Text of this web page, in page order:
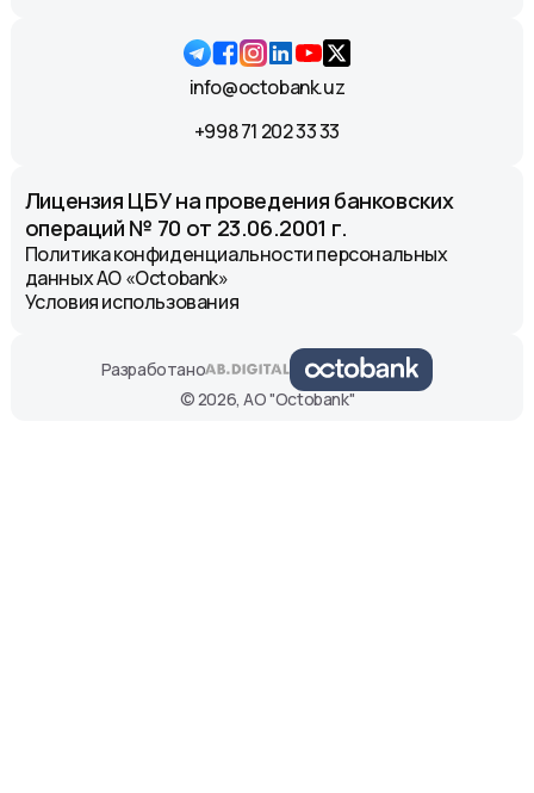
info@octobank.uz
+998 71 202 33 33
Лицензия ЦБУ на проведения банковских
операций № 70 от 23.06.2001 г.
Политика конфиденциальности персональных
данных АО «Octobank»
Условия использования
Разработано
© 2026, АО "Octobank"